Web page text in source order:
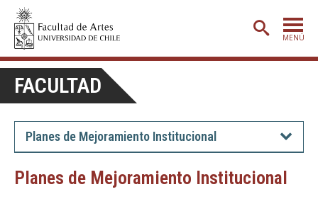
MENÚ
ADMISIÓN
ETAPA BÁSICA
CARRERAS
POSTGRADO
FACULTAD
Planes de Mejoramiento Institucional
Planes de Mejoramiento Institucional